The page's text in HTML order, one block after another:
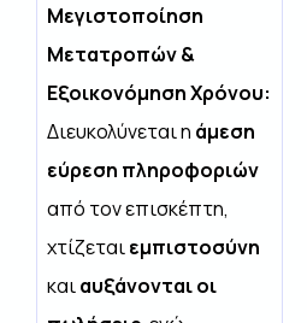
Μεγιστοποίηση
Μετατροπών &
Εξοικονόμηση Χρόνου:
Διευκολύνεται η άμεση
εύρεση πληροφοριών
από τον επισκέπτη,
χτίζεταιεμπιστοσύνη
καιαυξάνονται οι